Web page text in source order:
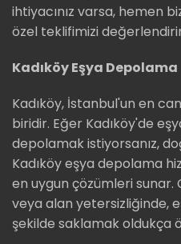
ihtiyacınız varsa, hemen
özel teklifimizi
Kadıköy Eşya Depolama
Kadıköy, İstanbul'un en
biridir. Eğer Kadıköy'de
depolamak istiyorsanız,
Kadıköy eşya depolama
en uygun çözümleri sunar.
veya alan yetersizliğinde,
şekilde saklamak oldukça